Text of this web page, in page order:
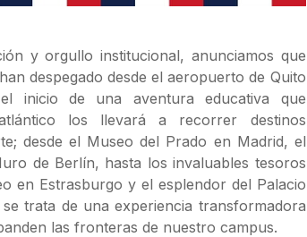
y orgullo institucional, anunciamos que
despegado desde el aeropuerto de Quito
inicio de una aventura educativa que
los llevará a recorrer destinos
desde el Museo del Prado en Madrid, el
de Berlín, hasta los invaluables tesoros
en Estrasburgo y el esplendor del Palacio
trata de una experiencia transformadora
las fronteras de nuestro campus.